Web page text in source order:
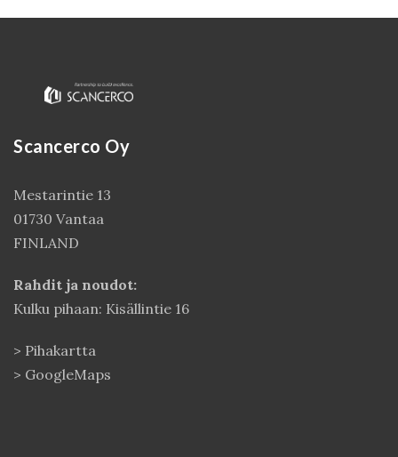
Scancerco Oy
Mestarintie 13
01730 Vantaa
FINLAND
Rahdit ja noudot:
Kulku pihaan: Kisällintie 16
> Pihakartta
> GoogleMaps